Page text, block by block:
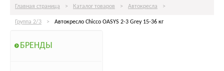
Главная страница > Каталог товаров > Автокресла >
Группа 2/3 > Автокресло Chicco OASYS 2-3 Grey 15-36 кг
БРЕНДЫ